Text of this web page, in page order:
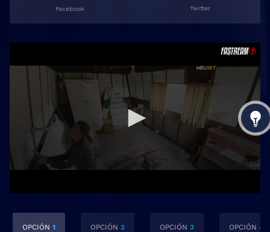
Facebook Twitter
OPCIÓN 1
OPCIÓN 2
OPCIÓN 3
OPCIÓN 4